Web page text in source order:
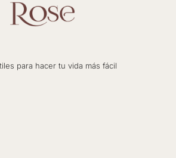
para hacer tu vida más fácil